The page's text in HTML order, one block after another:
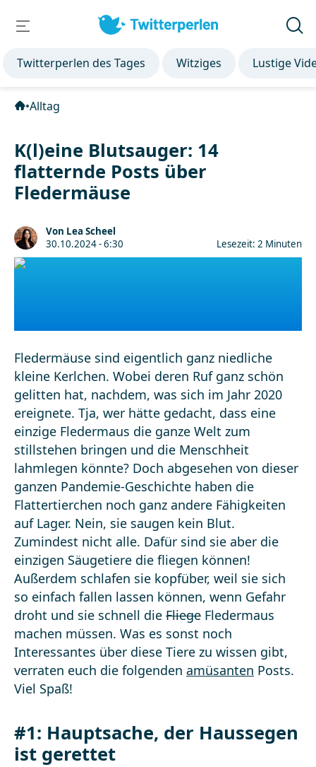
Twitterperlen des Tages Witziges Lustige
•Alltag
K(l)eine Blutsauger: 14
flatternde Posts über
Fledermäuse
Von Lea Scheel
30.10.2024 - 6:30
Lesezeit: 2 Minuten
Fledermäuse sind eigentlich ganz niedliche
kleine Kerlchen. Wobei deren Ruf ganz schön
gelitten hat, nachdem, was sich im Jahr 2020
ereignete. Tja, wer hätte gedacht, dass eine
einzige Fledermaus die ganze Welt zum
stillstehen bringen und die Menschheit
lahmlegen könnte? Doch abgesehen von dieser
ganzen Pandemie-Geschichte haben die
Flattertierchen noch ganz andere Fähigkeiten
auf Lager. Nein, sie saugen kein Blut.
Zumindest nicht alle. Dafür sind sie aber die
einzigen Säugetiere die fliegen können!
Außerdem schlafen sie kopfüber, weil sie sich
so einfach fallen lassen können, wenn Gefahr
droht und sie schnell die Fliege Fledermaus
machen müssen. Was es sonst noch
Interessantes über diese Tiere zu wissen gibt,
verraten euch die folgenden amüsanten Posts.
Viel Spaß!
#1: Hauptsache, der Haussegen
ist gerettet